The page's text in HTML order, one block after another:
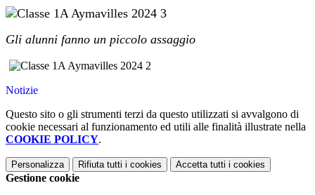
Gli alunni fanno un piccolo assaggio
Notizie
Questo sito o gli strumenti terzi da questo utilizzati si avvalgono di
cookie necessari al funzionamento ed utili alle finalità illustrate nella
COOKIE POLICY.
Personalizza Rifiuta tutti i cookies Accetta tutti i cookies
Gestione cookie